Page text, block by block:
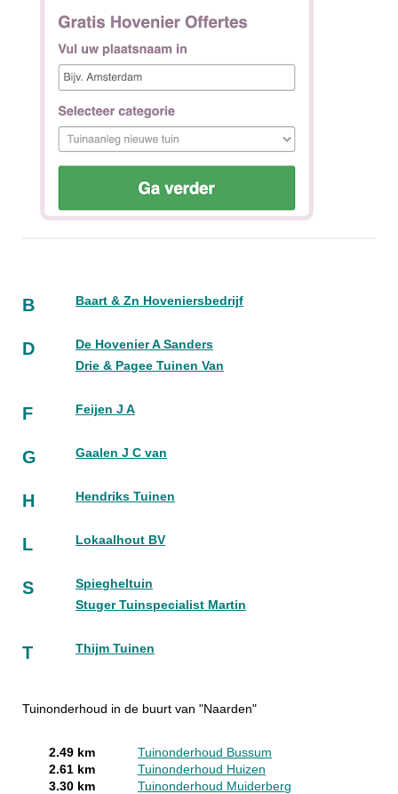
B Baart & Zn Hoveniersbedrijf
D
De Hovenier A Sanders
Drie & Pagee Tuinen Van
F Feijen J A
G Gaalen J C van
H Hendriks Tuinen
L Lokaalhout BV
S
Spiegheltuin
Stuger Tuinspecialist Martin
T Thijm Tuinen
Tuinonderhoud in de buurt van "Naarden"
2.49 km
Tuinonderhoud Bussum
2.61 km
Tuinonderhoud Huizen
3.30 km
Tuinonderhoud Muiderberg